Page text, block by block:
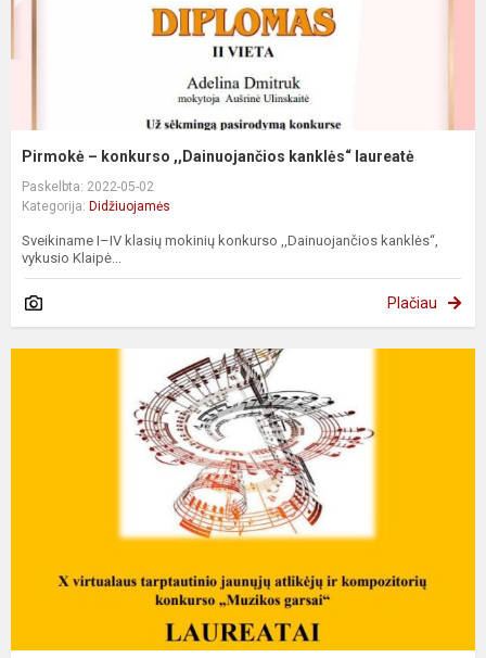
Pirmokė – konkurso ,,Dainuojančios kanklės“ laureatė
Paskelbta: 2022-05-02
Kategorija: Didžiuojamės
Sveikiname I–IV klasių mokinių konkurso ,,Dainuojančios kanklės“,
vykusio Klaipė...
Plačiau